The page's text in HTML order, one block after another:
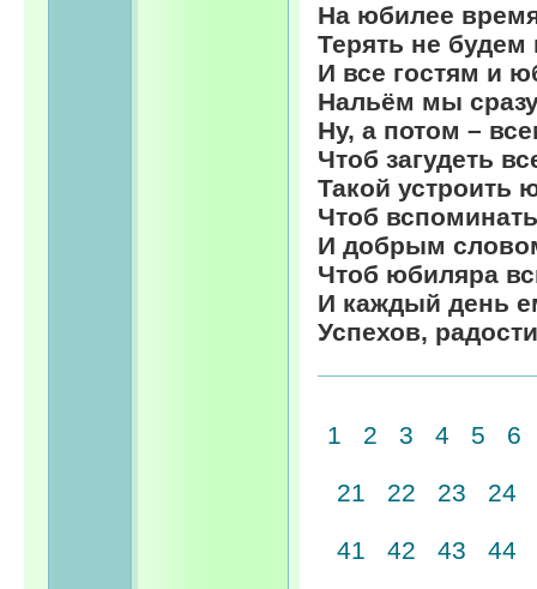
На юбилее
Терять не будем
И все гостям и
Нальём мы
Ну, а потом –
Чтоб загудеть
Такой устроить
Чтоб
И добрым
Чтоб юбиляра
И каждый день
Успехов,
1 2 3 4 5 6
21 22 23 24
41 42 43 44